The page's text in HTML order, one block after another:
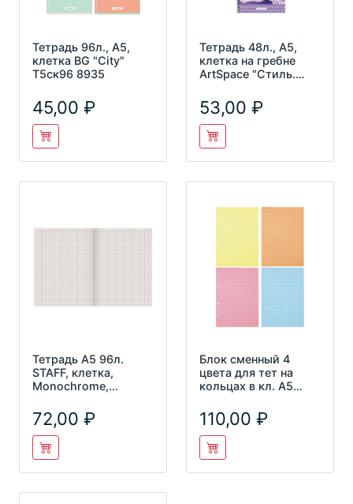
Тетрадь 96л., А5,
клетка BG "City"
Т5ск96 8935
45,00
Тетрадь 48л., А5,
клетка на гребне
ArtSpace "Стиль.
Т48спк_245
53,00
Тетрадь А5 96л.
STAFF, клетка,
Monochrome,
72,00
Блок сменный 4
цвета для тет на
кольцах в кл. А5
СБ4ц200_2
110,00